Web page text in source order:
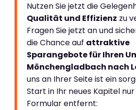
Nutzen Sie jetzt die
Qualität und Effizienz zu
Fragen Sie jetzt an und
die Chance auf attraktive
Sparangebote für Ihren
Mönchengladbach nach
uns an Ihrer Seite ist ein
Start in Ihr neues Kapitel
Formular entfernt: